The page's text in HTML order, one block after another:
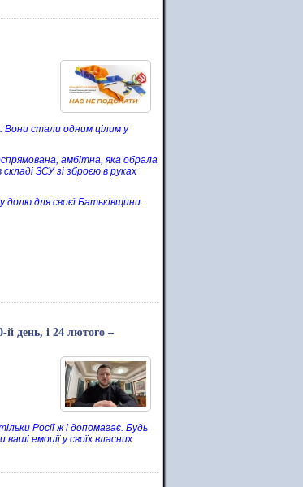
Вони стали одним цілим у
амбітна, яка обрала
ЗСУ зі зброєю в руках
долю для своєї Батьківщини.
й день, і 24 лютого –
Росії ж і допомагає. Будь
емоції у своїх власних